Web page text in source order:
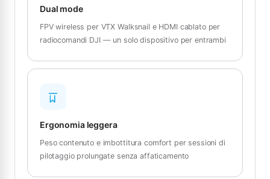
Dual mode
FPV wireless per VTX Walksnail e HDMI cablato per
radiocomandi DJI — un solo dispositivo per entrambi
Ergonomia leggera
Peso contenuto e imbottitura comfort per sessioni di
pilotaggio prolungate senza affaticamento